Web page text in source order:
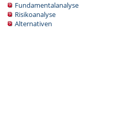
Fundamentalanalyse
Risikoanalyse
Alternativen